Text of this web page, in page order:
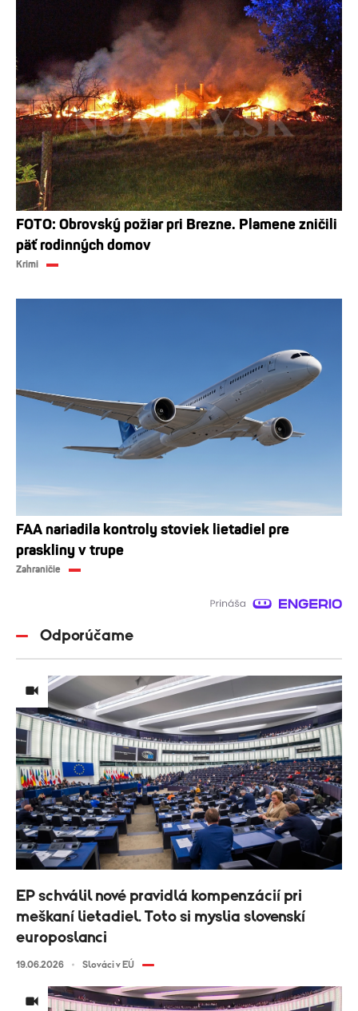
FOTO: Obrovský požiar pri Brezne. Plamene zničili
päť rodinných domov
Krimi
FAA nariadila kontroly stoviek lietadiel pre
praskliny v trupe
Zahraničie
Odporúčame
EP schválil nové pravidlá kompenzácií pri
meškaní lietadiel. Toto si myslia slovenskí
europoslanci
19.06.2026 Slováci v EÚ